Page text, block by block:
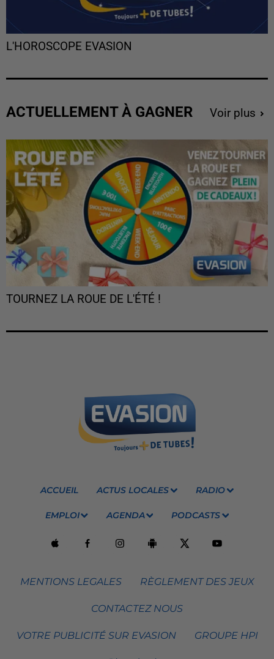
L'HOROSCOPE EVASION
ACTUELLEMENT À GAGNER Voir plus
TOURNEZ LA ROUE DE L'ÉTÉ !
ACCUEIL ACTUS LOCALES RADIO
EMPLOI AGENDA PODCASTS
MENTIONS LEGALES RÈGLEMENT DES JEUX
CONTACTEZ NOUS
VOTRE PUBLICITÉ SUR EVASION GROUPE HPI